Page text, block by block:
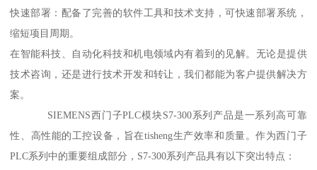
快速部署：配备了完善的软件工具和技术支持，可快速部署系统，
缩短项目周期。
在智能科技、自动化科技和机电领域内有着到的见解。无论是提供
技术咨询，还是进行技术开发和转让，我们都能为客户提供解决方
案。
SIEMENS西门子PLC模块S7-300系列产品是一系列高可靠
性、高性能的工控设备，旨在tisheng生产效率和质量。作为西门子
PLC系列中的重要组成部分，S7-300系列产品具有以下突出特点：